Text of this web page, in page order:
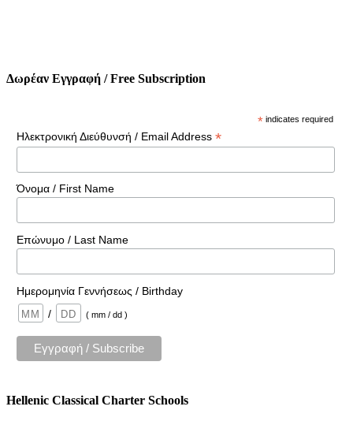
Δωρέαν Εγγραφή / Free Subscription
* indicates required
Ηλεκτρονική Διεύθυνσή / Email Address *
Όνομα / First Name
Επώνυμο / Last Name
Ημερομηνία Γεννήσεως / Birthday
/
( mm / dd )
Hellenic Classical Charter Schools